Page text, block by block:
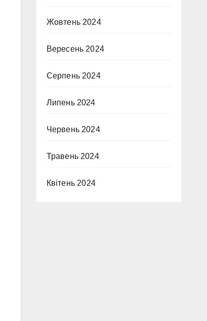
Жовтень 2024
Вересень 2024
Серпень 2024
Липень 2024
Червень 2024
Травень 2024
Квітень 2024